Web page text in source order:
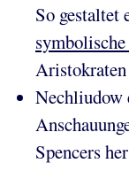
So gestaltet
Nechliudow
Spencers